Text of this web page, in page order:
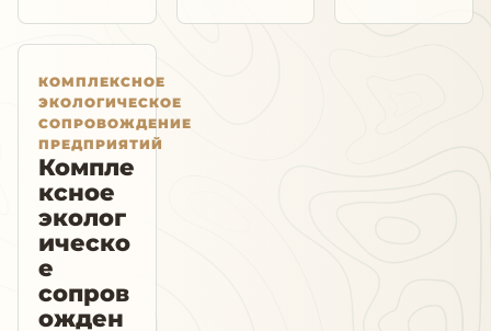
КОМПЛЕКСНОЕ
ЭКОЛОГИЧЕСКОЕ
СОПРОВОЖДЕНИЕ
ПРЕДПРИЯТИЙ
Компле
ксное
эколог
ическо
е
сопров
ожден